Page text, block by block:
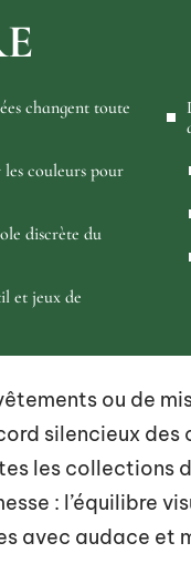
changent toute
couleurs pour
discrète du
et jeux de
ou de
silencieux
les collections
: l’équilibre
avec audace et